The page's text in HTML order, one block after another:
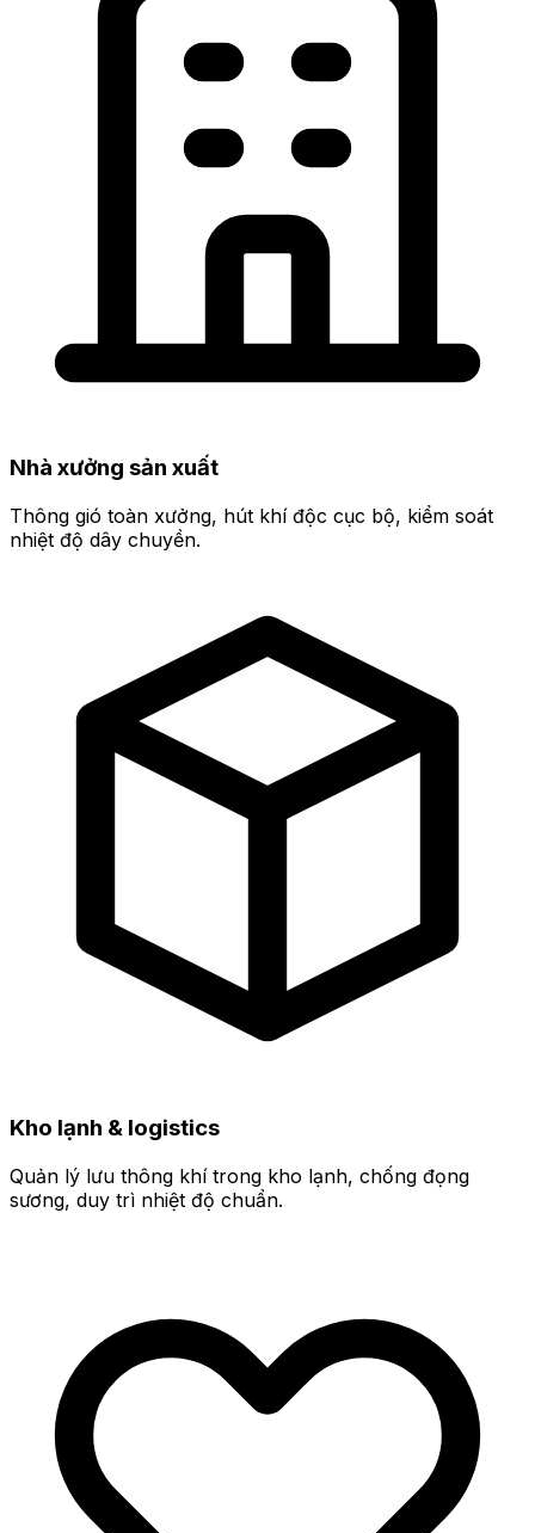
Nhà xưởng sản xuất
Thông gió toàn xưởng, hút khí độc cục bộ, kiểm soát
nhiệt độ dây chuyền.
Kho lạnh & logistics
Quản lý lưu thông khí trong kho lạnh, chống đọng
sương, duy trì nhiệt độ chuẩn.